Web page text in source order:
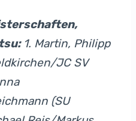
1. Martin, Philipp
JC SV
(SU